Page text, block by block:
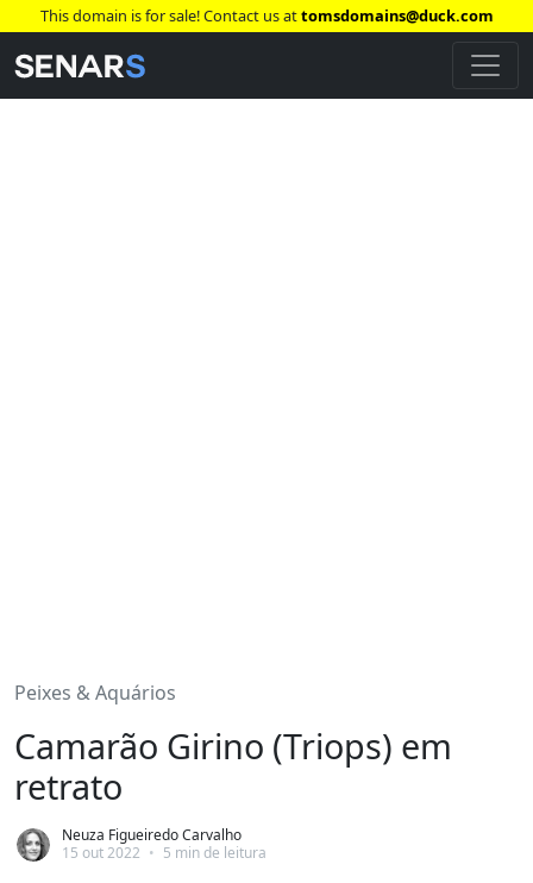
This domain is for sale! Contact us attomsdomains@duck.com
Peixes & Aquários
Camarão Girino (Triops) em
retrato
Neuza Figueiredo Carvalho
15 out 2022 • 5 min de leitura